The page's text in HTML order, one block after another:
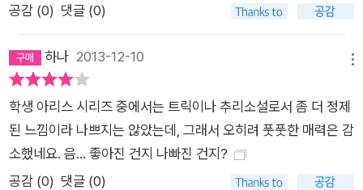
한다. 본격 추리의 비애는 낭만적인 향기를 자아낸다. 아리스가와
는 작품이 내포하는 논리뿐만 아니라 이러한 점에 있어서도 실로
퀸을 연상케 한다. 오해를 무릅쓰고 말한다면, 그렇다. 마치 엘러
리 퀸처럼 서글프다. 본격 추리는 서글프다. 그러나 그것은 영광
스러운 비애이다. _아스카베 가쓰노리(작가, 아유카와 데쓰야 상
수상)의 작품 해설 중에서 또한 아리스가와 아리스가 창조한 명
탐정 캐릭터는 코난 도일의 셜록 홈스, 애거서 크리스티의 푸아로
형사와 같이 잊히지 않는 캐릭터로 독자들에게 깊이 각인되었다.
공감 (0) 댓글 (0)
하나 2013-12-10
학생 아리스 시리즈 중에서는 트릭이나 추리소설로서 좀 더 정제
된 느낌이라 나쁘지는 않았는데, 그래서 오히려 풋풋한 매력은 감
소했네요. 음... 좋아진 건지 나빠진 건지?
공감 (0) 댓글 (0)